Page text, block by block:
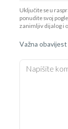
Uključite se u
ponudite svoj
zanimljiv dijalog i
Važna obavijest